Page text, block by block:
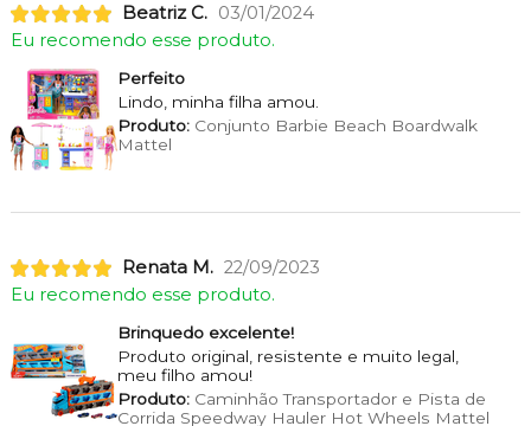
Beatriz C. 03/01/2024
Eu recomendo esse produto.
Perfeito
Lindo, minha filha amou.
Produto:Conjunto Barbie Beach Boardwalk
Mattel
Renata M. 22/09/2023
Eu recomendo esse produto.
Brinquedo excelente!
Produto original, resistente e muito legal,
meu filho amou!
Produto:Caminhão Transportador e Pista de
Corrida Speedway Hauler Hot Wheels Mattel